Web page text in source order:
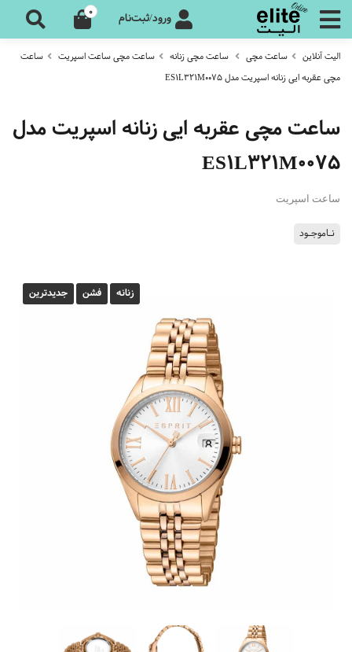
ورود/ثبت‌نام 0
الیت آنلاین ساعت مچی ساعت مچی زنانه ساعت مچی ساعت اسپریت
ساعت
مچی عقربه ایی زنانه اسپریت مدل ES1L321M0075
ساعت مچی عقربه ایی زنانه اسپریت مدل
ES1L321M0075
ساعت اسپریت
نـاموجـود
زنانه فشن جدیدترین